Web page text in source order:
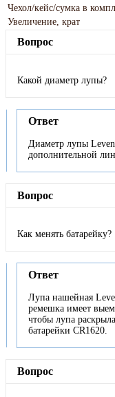
Чехол/кейс/сумка в
Увеличение, крат
Вопрос
Какой диаметр лупы?
Ответ
Диаметр лупы
дополнительной
Вопрос
Как менять батарейку?
Ответ
Лупа нашейная
ремешка имеет
чтобы лупа
батарейки CR1620.
Вопрос